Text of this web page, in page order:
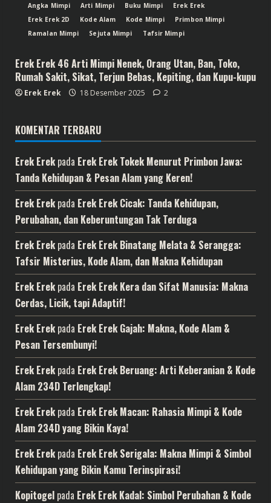
Angka Mimpi Arti Mimpi Buku Mimpi
Erek Erek
Erek Erek 2D
Kode Alam Kode Mimpi
Primbon Mimpi
Ramalan Mimpi
Sejuta Mimpi Tafsir Mimpi
Erek Erek 46 Arti Mimpi Nenek, Orang Utan, Ban, Toko,
Rumah Sakit, Sikat, Terjun Bebas, Kepiting, dan Kupu-kupu
Erek Erek 18 Desember 2025 2
KOMENTAR TERBARU
Erek Erek pada Erek Erek Tokek Menurut Primbon Jawa:
Tanda Kehidupan & Pesan Alam yang Keren!
Erek Erek pada Erek Erek Cicak: Tanda Kehidupan,
Perubahan, dan Keberuntungan Tak Terduga
Erek Erek pada Erek Erek Binatang Melata & Serangga:
Tafsir Misterius, Kode Alam, dan Makna Kehidupan
Erek Erek pada Erek Erek Kera dan Sifat Manusia: Makna
Cerdas, Licik, tapi Adaptif!
Erek Erek pada Erek Erek Gajah: Makna, Kode Alam &
Pesan Tersembunyi!
Erek Erek pada Erek Erek Beruang: Arti Keberanian & Kode
Alam 234D Terlengkap!
Erek Erek pada Erek Erek Macan: Rahasia Mimpi & Kode
Alam 234D yang Bikin Kaya!
Erek Erek pada Erek Erek Serigala: Makna Mimpi & Simbol
Kehidupan yang Bikin Kamu Terinspirasi!
Kopitogel pada Erek Erek Kadal: Simbol Perubahan & Kode